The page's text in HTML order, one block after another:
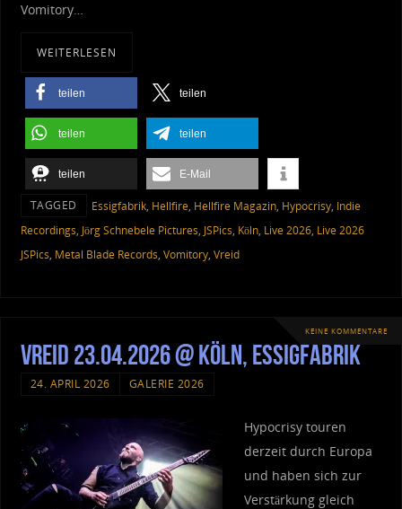
Vomitory…
WEITERLESEN
teilen teilen
teilen teilen
teilen E-Mail
TAGGED Essigfabrik, Hellfire, Hellfire Magazin, Hypocrisy, Indie
Recordings, Jörg Schnebele Pictures, JSPics, Köln, Live 2026, Live 2026
JSPics, Metal Blade Records, Vomitory, Vreid
KEINE KOMMENTARE
Vreid 23.04.2026 @ Köln, Essigfabrik
24. APRIL 2026 GALERIE 2026
Hypocrisy touren
derzeit durch Europa
und haben sich zur
Verstärkung gleich